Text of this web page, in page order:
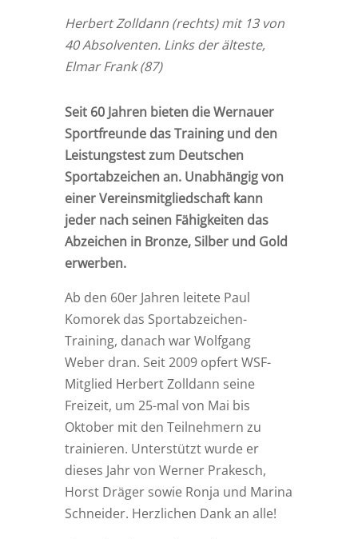
Herbert Zolldann (rechts) mit 13 von
40 Absolventen. Links der älteste,
Elmar Frank (87)
Seit 60 Jahren bieten die Wernauer
Sportfreunde das Training und den
Leistungstest zum Deutschen
Sportabzeichen an. Unabhängig von
einer Vereinsmitgliedschaft kann
jeder nach seinen Fähigkeiten das
Abzeichen in Bronze, Silber und Gold
erwerben.
Ab den 60er Jahren leitete Paul
Komorek das Sportabzeichen-
Training, danach war Wolfgang
Weber dran. Seit 2009 opfert WSF-
Mitglied Herbert Zolldann seine
Freizeit, um 25-mal von Mai bis
Oktober mit den Teilnehmern zu
trainieren. Unterstützt wurde er
dieses Jahr von Werner Prakesch,
Horst Dräger sowie Ronja und Marina
Schneider. Herzlichen Dank an alle!